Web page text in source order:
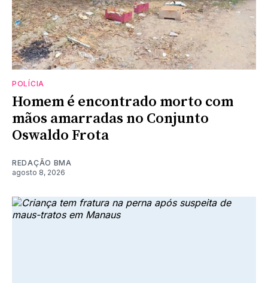
POLÍCIA
Homem é encontrado morto com
mãos amarradas no Conjunto
Oswaldo Frota
REDAÇÃO BMA
agosto 8, 2026